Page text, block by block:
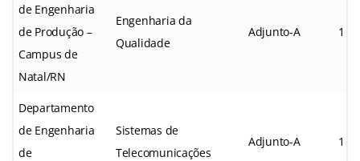
de Engenharia
de Produção –
Campus de
Natal/RN
Engenharia da
Qualidade
Adjunto-A 1
Departamento
de Engenharia
de
Sistemas de
Telecomunicações
Adjunto-A 1